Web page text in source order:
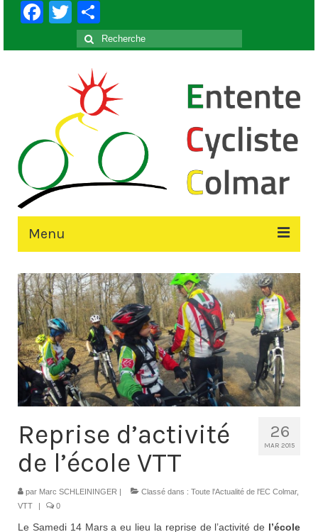
Facebook
Twitter
Rechercher
:
Menu
Accueil
Le Club
Contacts
Histoire
1950 à 1969
1980 à 1987
26
MAR 2015
Reprise d’activité
de l’école VTT
par Marc SCHLEININGER Classé dans : Toute l'Actualité de l'EC Colmar,
VTT
0
Le Samedi 14 Mars a eu lieu la reprise de l’activité de l’école